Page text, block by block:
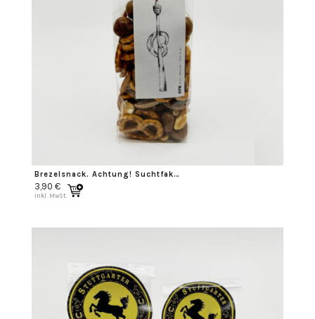
Brezelsnack. Achtung! Suchtfaktor…
3,90 €
inkl. MwSt.